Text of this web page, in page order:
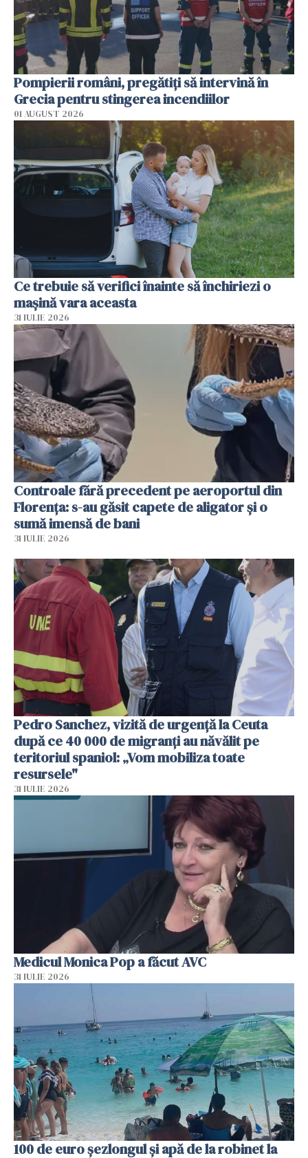
Pompierii români, pregătiţi să intervină în
Grecia pentru stingerea incendiilor
01 AUGUST 2026
Ce trebuie să verifici înainte să închiriezi o
mașină vara aceasta
31 IULIE 2026
Controale fără precedent pe aeroportul din
Florența: s-au găsit capete de aligator și o
sumă imensă de bani
31 IULIE 2026
Pedro Sanchez, vizită de urgență la Ceuta
după ce 40 000 de migranți au năvălit pe
teritoriul spaniol: „Vom mobiliza toate
resursele"
31 IULIE 2026
Medicul Monica Pop a făcut AVC
31 IULIE 2026
100 de euro șezlongul și apă de la robinet la